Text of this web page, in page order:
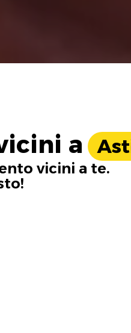
a
vicini a te.